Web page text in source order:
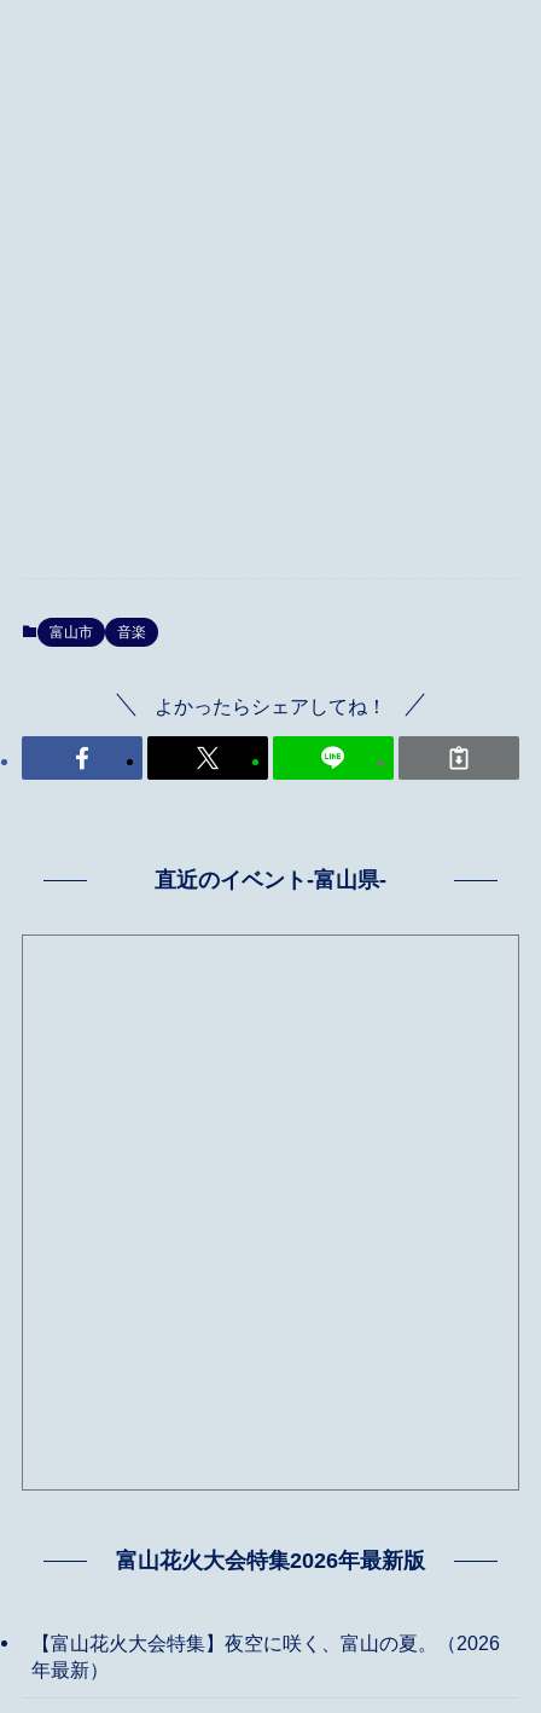
富山市 音楽
よかったらシェアしてね！
直近のイベント-富山県-
富山花火大会特集2026年最新版
【富山花火大会特集】夜空に咲く、富山の夏。（2026
年最新）